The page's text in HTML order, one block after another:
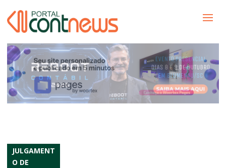
JULGAMENT
O DE